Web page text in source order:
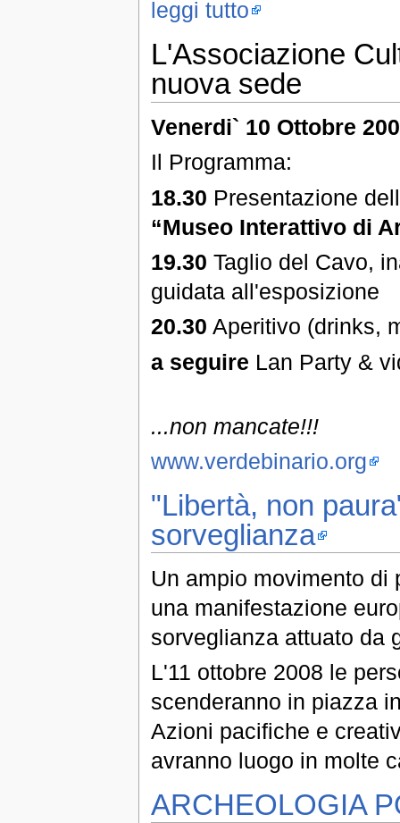
leggi tutto
L'Associazione
nuova sede
Venerdi` 10 Ottobre
Il Programma:
18.30 Presentazione
“Museo Interattivo di
19.30 Taglio del Cavo,
guidata all'esposizione
20.30 Aperitivo (drinks,
a seguire Lan Party &
...non mancate!!!
www.verdebinario.org
"Libertà, non
sorveglianza
Un ampio movimento di
una manifestazione
sorveglianza attuato da
L'11 ottobre 2008 le
scenderanno in piazza
Azioni pacifiche e
avranno luogo in molte
ARCHEOLOGIA